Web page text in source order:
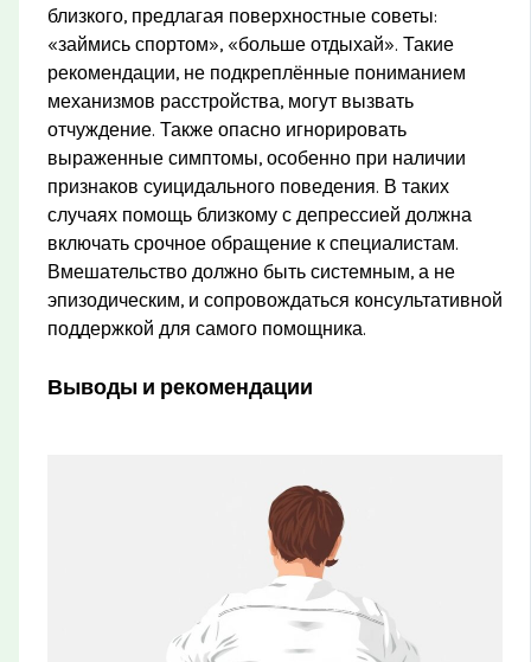
близкого, предлагая поверхностные советы:
«займись спортом», «больше отдыхай». Такие
рекомендации, не подкреплённые пониманием
механизмов расстройства, могут вызвать
отчуждение. Также опасно игнорировать
выраженные симптомы, особенно при наличии
признаков суицидального поведения. В таких
случаях помощь близкому с депрессией должна
включать срочное обращение к специалистам.
Вмешательство должно быть системным, а не
эпизодическим, и сопровождаться консультативной
поддержкой для самого помощника.
Выводы и рекомендации